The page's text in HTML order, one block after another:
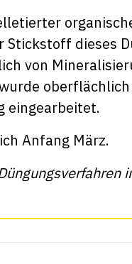
dieses
von
eingearbeitet.
Anfang März.